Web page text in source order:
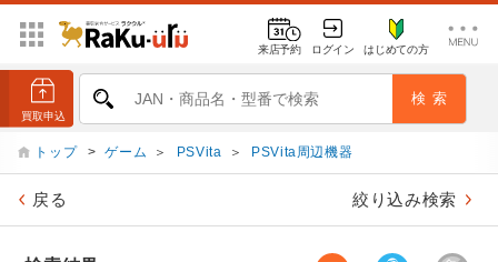
来店予約 ログイン はじめての方
トップ > ゲーム ＞ PSVita ＞ PSVita周辺機器
戻る 絞り込み検索